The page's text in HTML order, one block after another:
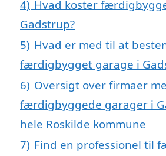
4) Hvad koster
Gadstrup?
5) Hvad er med til at
færdigbygget garage i
6) Oversigt over firmaer
færdigbyggede garager i
hele Roskilde kommune
7) Find en professionel til